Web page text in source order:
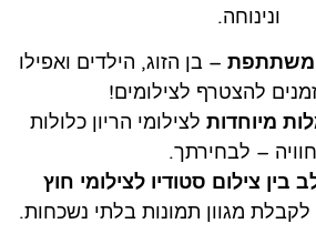
ונינוחה.
משתתפת – בן הזוג, הילדים ואפילו
להצטרף לצילומים!
מיוחדות לצילומי הריון כלולות
– לבחירתך.
צילום סטודיו לצילומי חוץ
מגוון תמונות בלתי נשכחות.